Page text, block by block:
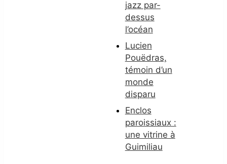
jazz par-
dessus
l’océan
Lucien
Pouëdras,
témoin d’un
monde
disparu
Enclos
paroissiaux :
une vitrine à
Guimiliau